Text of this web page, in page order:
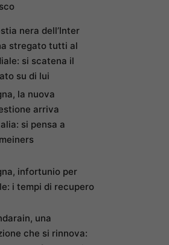
nera dell’Inter
stregato tutti al
si scatena il
su di lui
la nuova
arriva
si pensa a
infortunio per
i tempi di recupero
una
che si rinnova: